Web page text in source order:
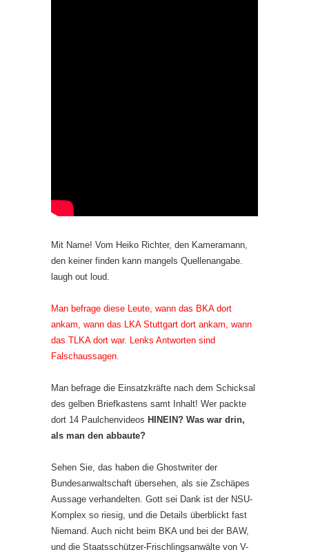
Mit Name! Vom Heiko Richter, den Kameramann,
den keiner finden kann mangels Quellenangabe.
laugh out loud.
Man befrage diese Leute, wann das BKA dort
ankam, wann das LKA Stuttgart dort ankam, wann
das TLKA dort war. Lenks Antworten sind
Falschaussagen.
Man befrage die Einsatzkräfte nach dem Schicksal
des gelben Briefkastens samt Inhalt! Wer packte
dort 14 Paulchenvideos HINEIN? Was war drin,
als man den abbaute?
Sehen Sie, das haben die Ghostwriter der
Bundesanwaltschaft übersehen, als sie Zschäpes
Aussage verhandelten. Gott sei Dank ist der NSU-
Komplex so riesig, und die Details überblickt fast
Niemand. Auch nicht beim BKA und bei der BAW,
und die Staatsschützer-Frischlingsanwälte von V-